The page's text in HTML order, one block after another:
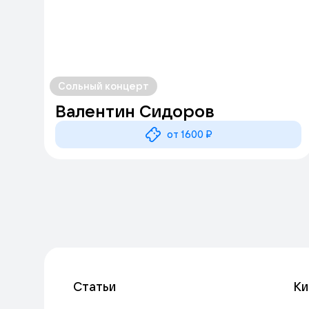
Сольный концерт
Валентин Сидоров
от 1600 ₽
Статьи